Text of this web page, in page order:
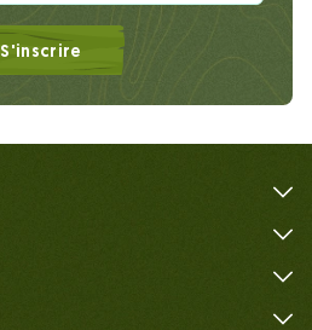
S'inscrire